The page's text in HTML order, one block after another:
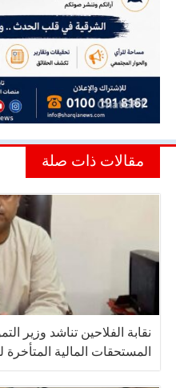
مقالات ذات صلة
نقابة الفلاحين تناشد وزير
المستحقات المالية